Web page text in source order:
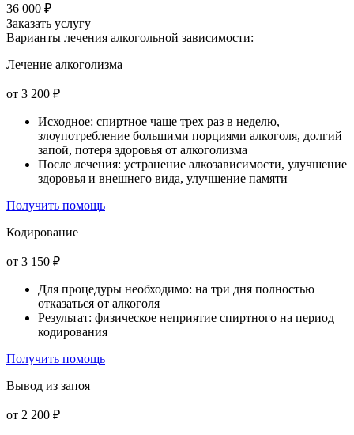
36 000 ₽
Заказать услугу
Варианты лечения алкогольной зависимости:
Лечение алкоголизма
от 3 200 ₽
Исходное: спиртное чаще трех раз в неделю,
злоупотребление большими порциями алкоголя, долгий
запой, потеря здоровья от алкоголизма
После лечения: устранение алкозависимости, улучшение
здоровья и внешнего вида, улучшение памяти
Получить помощь
Кодирование
от 3 150 ₽
Для процедуры необходимо: на три дня полностью
отказаться от алкоголя
Результат: физическое неприятие спиртного на период
кодирования
Получить помощь
Вывод из запоя
от 2 200 ₽